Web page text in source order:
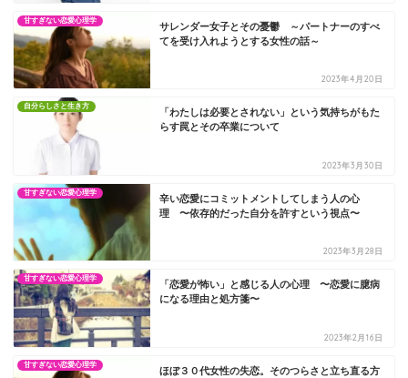
甘すぎない恋愛心理学
サレンダー女子とその憂鬱 ～パートナーのすべ
てを受け入れようとする女性の話～
2023年4月20日
自分らしさと生き方
「わたしは必要とされない」という気持ちがもた
らす罠とその卒業について
2023年3月30日
甘すぎない恋愛心理学
辛い恋愛にコミットメントしてしまう人の心
理 〜依存的だった自分を許すという視点〜
2023年3月28日
甘すぎない恋愛心理学
「恋愛が怖い」と感じる人の心理 〜恋愛に臆病
になる理由と処方箋〜
2023年2月16日
甘すぎない恋愛心理学
ほぼ３０代女性の失恋。そのつらさと立ち直る方